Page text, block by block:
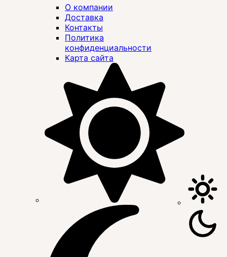
О компании
Доставка
Контакты
Политика
конфиденциальности
Карта сайта